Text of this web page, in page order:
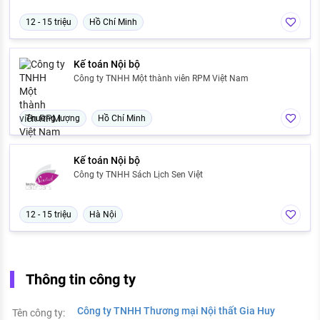
12 - 15 triệu Hồ Chí Minh
Kế toán Nội bộ
Công ty TNHH Một thành viên RPM Việt Nam
Thương lượng Hồ Chí Minh
Kế toán Nội bộ
Công ty TNHH Sách Lịch Sen Việt
12 - 15 triệu Hà Nội
Thông tin công ty
Tên công ty:
Công ty TNHH Thương mại Nội thất Gia Huy